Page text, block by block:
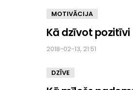
MOTIVĀCIJA
Kā dzīvot pozitīvi
2018-02-13, 21:51
DZĪVE